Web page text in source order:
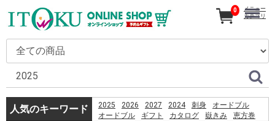
人気のキーワード 2025 2026 2027 2024 刺身
オードブル
オードブル
ギフト カタログ 嶽きみ
恵方巻
0
メニュー
カテゴリ